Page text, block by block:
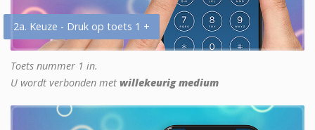
2a. Keuze - Druk op toets 1 +
Toets nummer 1 in.
U wordt verbonden met willekeurig medium